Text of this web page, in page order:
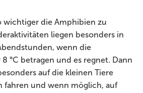
wichtiger die Amphibien zu
liegen besonders in
wenn die
°C betragen und es regnet. Dann
auf die kleinen Tiere
fahren und wenn möglich, auf